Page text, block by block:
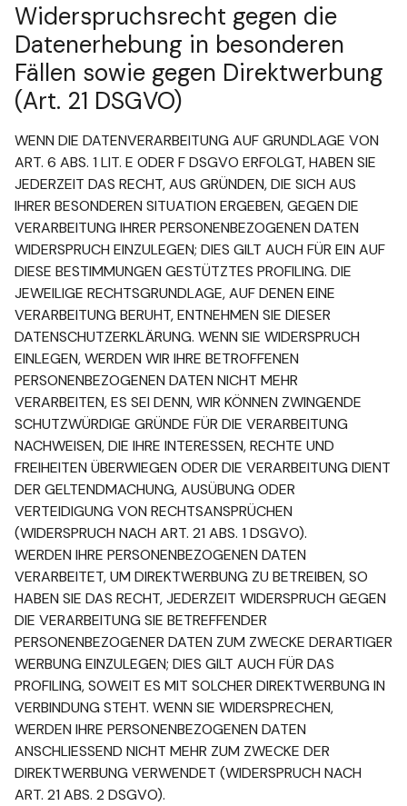
Widerspruchsrecht gegen die
Datenerhebung in besonderen
Fällen sowie gegen Direktwerbung
(Art. 21 DSGVO)
WENN DIE DATENVERARBEITUNG AUF GRUNDLAGE VON
ART. 6 ABS. 1 LIT. E ODER F DSGVO ERFOLGT, HABEN SIE
JEDERZEIT DAS RECHT, AUS GRÜNDEN, DIE SICH AUS
IHRER BESONDEREN SITUATION ERGEBEN, GEGEN DIE
VERARBEITUNG IHRER PERSONENBEZOGENEN DATEN
WIDERSPRUCH EINZULEGEN; DIES GILT AUCH FÜR EIN AUF
DIESE BESTIMMUNGEN GESTÜTZTES PROFILING. DIE
JEWEILIGE RECHTSGRUNDLAGE, AUF DENEN EINE
VERARBEITUNG BERUHT, ENTNEHMEN SIE DIESER
DATENSCHUTZERKLÄRUNG. WENN SIE WIDERSPRUCH
EINLEGEN, WERDEN WIR IHRE BETROFFENEN
PERSONENBEZOGENEN DATEN NICHT MEHR
VERARBEITEN, ES SEI DENN, WIR KÖNNEN ZWINGENDE
SCHUTZWÜRDIGE GRÜNDE FÜR DIE VERARBEITUNG
NACHWEISEN, DIE IHRE INTERESSEN, RECHTE UND
FREIHEITEN ÜBERWIEGEN ODER DIE VERARBEITUNG DIENT
DER GELTENDMACHUNG, AUSÜBUNG ODER
VERTEIDIGUNG VON RECHTSANSPRÜCHEN
(WIDERSPRUCH NACH ART. 21 ABS. 1 DSGVO).
WERDEN IHRE PERSONENBEZOGENEN DATEN
VERARBEITET, UM DIREKTWERBUNG ZU BETREIBEN, SO
HABEN SIE DAS RECHT, JEDERZEIT WIDERSPRUCH GEGEN
DIE VERARBEITUNG SIE BETREFFENDER
PERSONENBEZOGENER DATEN ZUM ZWECKE DERARTIGER
WERBUNG EINZULEGEN; DIES GILT AUCH FÜR DAS
PROFILING, SOWEIT ES MIT SOLCHER DIREKTWERBUNG IN
VERBINDUNG STEHT. WENN SIE WIDERSPRECHEN,
WERDEN IHRE PERSONENBEZOGENEN DATEN
ANSCHLIESSEND NICHT MEHR ZUM ZWECKE DER
DIREKTWERBUNG VERWENDET (WIDERSPRUCH NACH
ART. 21 ABS. 2 DSGVO).